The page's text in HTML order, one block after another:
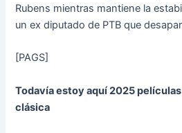
Rubens mientras mantiene la
un ex diputado de PTB que
[PAGS]
Todavía estoy aquí 2025
clásica